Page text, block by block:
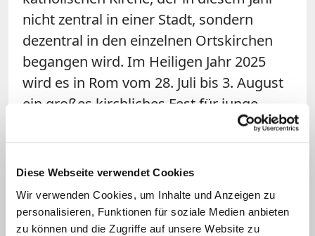
Diese Webseite verwendet Cookies
Wir verwenden Cookies, um Inhalte und Anzeigen zu
personalisieren, Funktionen für soziale Medien anbieten
zu können und die Zugriffe auf unsere Website zu
nicht zentral in einer Stadt, sondern
dezentral in den einzelnen Ortskirchen
begangen wird. Im Heiligen Jahr 2025
wird es in Rom vom 28. Juli bis 3. August
ein großes kirchliches Fest für junge
Menschen aus allen Erdteilen geben, an
einHeiliges Jahraus. Zentrales Element
ist unter anderem eine Rom-Wallfahrt.